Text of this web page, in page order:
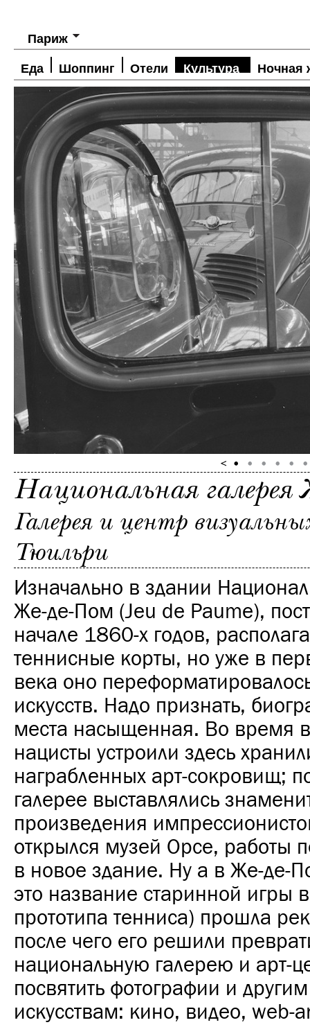
Париж
Еда Шоппинг Отели Культура Ночная
Национальная галерея
Галерея и центр
Тюильри
Изначально в здании
Же-де-Пом (Jeu de Paume),
начале 1860-х годов,
теннисные корты, но уже в
века оно
искусств. Надо признать,
места насыщенная. Во время
нацисты устроили здесь
награбленных арт-сокровищ;
галерее выставлялись
произведения
открылся музей Орсе, работы
в новое здание. Ну а в Же-де-
это название старинной игры
прототипа тенниса) прошла
после чего его решили
национальную галерею и арт-
посвятить фотографии и
искусствам: кино, видео,